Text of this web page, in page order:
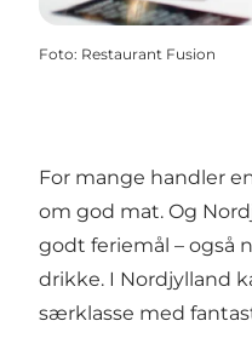
Foto: Restaurant Fusion
For mange handler
om god mat. Og
godt feriemål – også
drikke. I Nordjylland
særklasse med